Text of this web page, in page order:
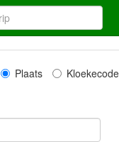
Plaats Kloekecode